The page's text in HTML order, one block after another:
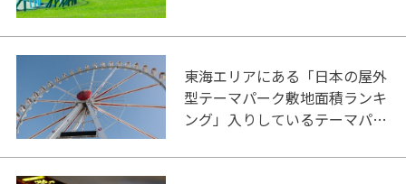
東海エリアにある「日本の屋外
型テーマパーク敷地面積ランキ
ング」入りしているテーマパー